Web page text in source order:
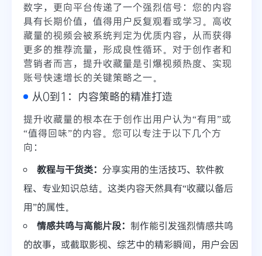
数字，更向平台传递了一个强烈信号：您的内容
具有长期价值，值得用户反复观看或学习。高收
藏量的视频会被系统判定为优质内容，从而获得
更多的推荐流量，形成良性循环。对于创作者和
营销者而言，提升收藏量是引爆视频热度、实现
账号快速增长的关键策略之一。
从0到1：内容策略的精准打造
提升收藏量的根本在于创作出用户认为“有用”或
“值得回味”的内容。您可以专注于以下几个方
向：
教程与干货类： 分享实用的生活技巧、软件教
程、专业知识总结。这类内容天然具有“收藏以备后
用”的属性。
情感共鸣与高能片段： 制作能引发强烈情感共鸣
的故事，或截取影视、综艺中的精彩瞬间，用户会因